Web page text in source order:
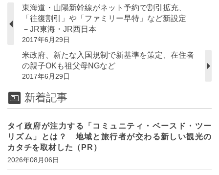
東海道・山陽新幹線がネット予約で割引拡充、
「往復割引」や「ファミリー早特」など新設定
－JR東海・JR西日本
2017年6月29日
米政府、新たな入国規制で新基準を策定、在住者
の親子OKも祖父母NGなど
2017年6月29日
新着記事
タイ政府が注力する「コミュニティ・ベースド・ツー
リズム」とは？ 地域と旅行者が交わる新しい観光の
カタチを取材した（PR）
2026年08月06日